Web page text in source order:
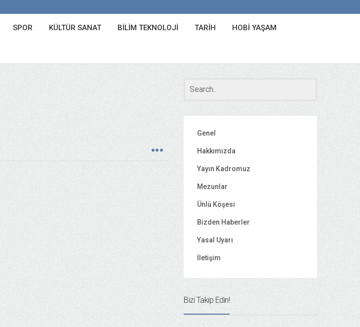
SPOR KÜLTÜR SANAT BILIM TEKNOLOJI TARIH HOBI YAŞAM
Genel
Hakkımızda
Yayın Kadromuz
Mezunlar
Ünlü Köşesi
Bizden Haberler
Yasal Uyarı
İletişim
Bizi Takip Edin!